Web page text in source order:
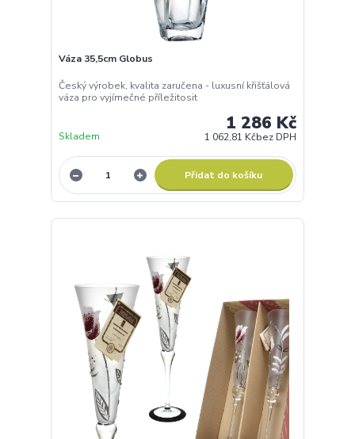
Váza 35,5cm Globus
Český výrobek, kvalita zaručena - luxusní křišťálová
váza pro vyjímečné příležitosit
1 286 Kč
1 062,81 Kčbez DPH
Skladem
Přidat do košíku